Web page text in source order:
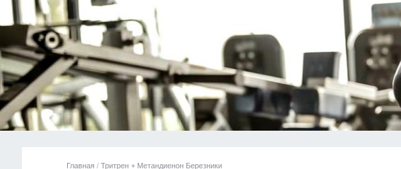
Главная / Тритрен + Метандиенон Березники